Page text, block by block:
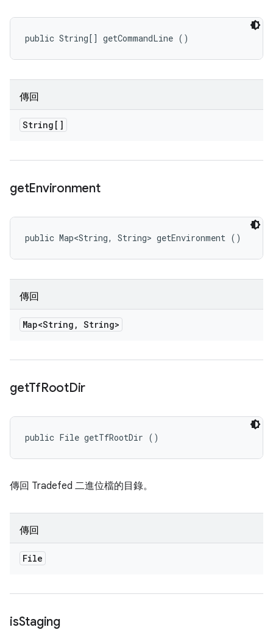
public String[] getCommandLine ()
傳回
String[]
getEnvironment
public Map<String, String> getEnvironment ()
傳回
Map<String , String>
getTfRootDir
public File getTfRootDir ()
傳回 Tradefed 二進位檔的目錄。
傳回
File
isStaging